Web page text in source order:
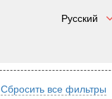
Русский
Сбросить все фильтры